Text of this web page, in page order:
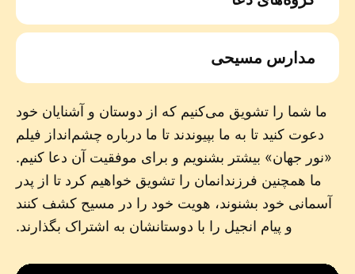
مدارس مسیحی
ما شما را تشویق می‌کنیم که از دوستان و آشنایان خود
دعوت کنید تا به ما بپیوندند تا ما درباره چشم‌انداز فیلم
«نور جهان» بیشتر بشنویم و برای موفقیت آن دعا کنیم.
ما همچنین فرزندانمان را تشویق خواهیم کرد تا از پدر
آسمانی خود بشنوند، هویت خود را در مسیح کشف کنند
و پیام انجیل را با دوستانشان به اشتراک بگذارند.